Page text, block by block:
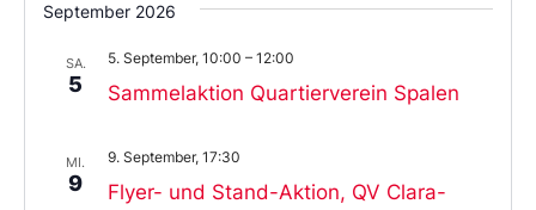
September 2026
SA.
5 Sammelaktion Quartierverein Spalen
5. September, 10:00 – 12:00
MI.
9
Flyer- und Stand-Aktion, QV Clara-
9. September, 17:30